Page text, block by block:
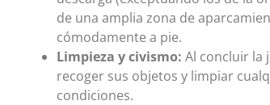
de una amplia zona de
cómodamente a pie.
Limpieza y civismo: Al concluir la
recoger sus objetos y limpiar
condiciones.